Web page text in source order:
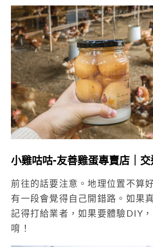
小雞咕咕-友善雞蛋專賣店｜
前往的話要注意。地理位置不算
有一段會覺得自己開錯路。如果
記得打給業者，如果要體驗DIY
唷！